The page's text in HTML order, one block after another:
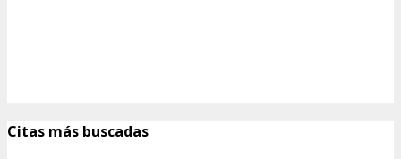
Citas más buscadas